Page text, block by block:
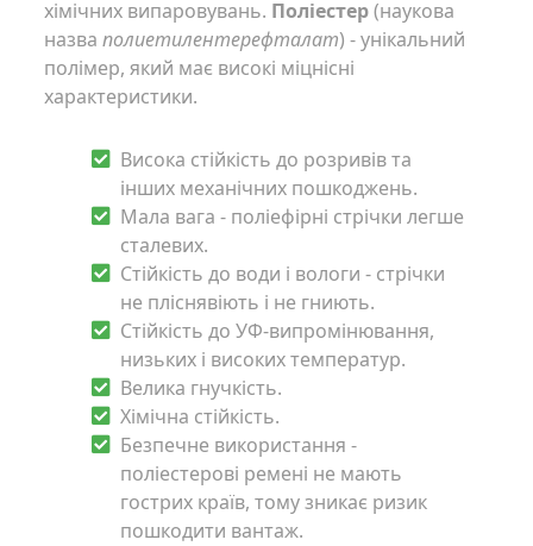
хімічних випаровувань. Поліестер(наукова
назва полиетилентерефталат) - унікальний
полімер, який має високі міцнісні
характеристики.
Висока стійкість до розривів та
інших механічних пошкоджень.
Мала вага - поліефірні стрічки легше
сталевих.
Стійкість до води і вологи - стрічки
не пліснявіють і не гниють.
Стійкість до УФ-випромінювання,
низьких і високих температур.
Велика гнучкість.
Хімічна стійкість.
Безпечне використання -
поліестерові ремені не мають
гострих країв, тому зникає ризик
пошкодити вантаж.